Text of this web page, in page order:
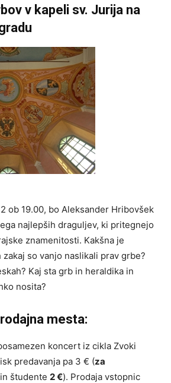
v kapeli sv. Jurija na
ob 19.00, bo Aleksander Hribovšek
najlepših draguljev, ki pritegnejo
znamenitosti. Kakšna je
so vanjo naslikali prav grbe?
Kaj sta grb in heraldika in
nosita?
mesta:
koncert iz cikla Zvoki
predavanja pa 3 € (za
študente 2 €). Prodaja vstopnic